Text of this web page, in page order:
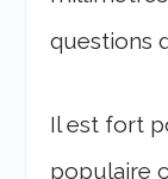
questions
Il est fort
populaire